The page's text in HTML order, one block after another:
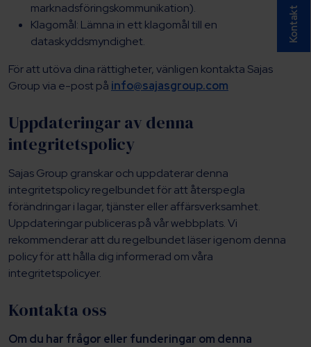
marknadsföringskommunikation).
Klagomål: Lämna in ett klagomål till en
dataskyddsmyndighet.
För att utöva dina rättigheter, vänligen kontakta Sajas
Group via e-post på info@sajasgroup.com
Uppdateringar av denna
integritetspolicy
Sajas Group granskar och uppdaterar denna
integritetspolicy regelbundet för att återspegla
förändringar i lagar, tjänster eller affärsverksamhet.
Uppdateringar publiceras på vår webbplats. Vi
rekommenderar att du regelbundet läser igenom denna
policy för att hålla dig informerad om våra
integritetspolicyer.
Kontakta oss
Om du har frågor eller funderingar om denna
Kontakt